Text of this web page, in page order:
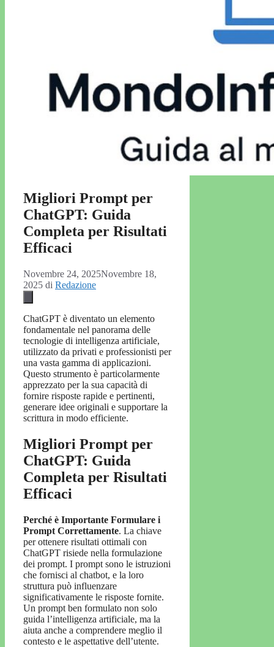
Migliori Prompt per
ChatGPT: Guida
Completa per Risultati
Efficaci
Novembre 24, 2025Novembre 18,
2025 di Redazione
ChatGPT è diventato un elemento
fondamentale nel panorama delle
tecnologie di intelligenza artificiale,
utilizzato da privati e professionisti per
una vasta gamma di applicazioni.
Questo strumento è particolarmente
apprezzato per la sua capacità di
fornire risposte rapide e pertinenti,
generare idee originali e supportare la
scrittura in modo efficiente.
Migliori Prompt per
ChatGPT: Guida
Completa per Risultati
Efficaci
Perché è Importante Formulare i
Prompt Correttamente. La chiave
per ottenere risultati ottimali con
ChatGPT risiede nella formulazione
dei prompt. I prompt sono le istruzioni
che fornisci al chatbot, e la loro
struttura può influenzare
significativamente le risposte fornite.
Un prompt ben formulato non solo
guida l’intelligenza artificiale, ma la
aiuta anche a comprendere meglio il
contesto e le aspettative dell’utente.